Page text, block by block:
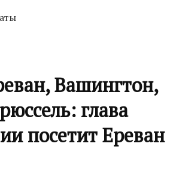
Вашингтон,
глава
посетит Ереван